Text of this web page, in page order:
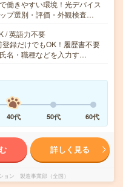
働きやすい環境！光デバイス
プ選別・評価・外観検査…
/ 英語力不要
録だけでもOK！履歴書不要
名・職種などを入力す…
40代 50代 60代
詳しく見る
ョン 製造事業部（全国）